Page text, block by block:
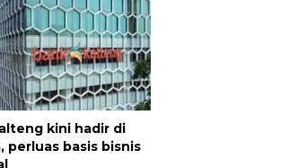
kini hadir di
perluas basis bisnis